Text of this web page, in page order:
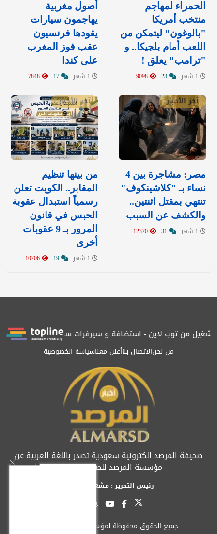
الحمراء لمهاجم
منتخب أمريكا
"بالوغون" ليتمكن من
اللعب أمام بلجيكا.. و
"ترامب" يعلق !
أصول مغربية
يهاجمون سيارات
يقودها فرنسيون
عقب فوز المغرب
على كندا
آخر الأخبار
مصر: مشاجرة بين 4
نساء بـ "كلاشينكوف"
تنتهي بمقتل اثنتين..
والكشف عن السبب
آخر الأخبار
من بينها تنظيم
المقابر.. الكويت تعلن
رسمياً استبدال عقوبة
الحبس في قانون
المرور بـ 9 عقوبات
أخرى
من توب لاين - استضافة و سيرفرات سعوديةالمرصد حاصلة
من نحنالاتصال بناأعلن معناسياسة الخصوصية
صحيفة المرصد الكترونية سعودية تصدر باللغة العربية عن
مؤسسة المرصد للصحافة والنشر
رئيس التحرير : مشعل العريفي
جميع الحقوق محفوظة لمؤسسة المرصد © 2026